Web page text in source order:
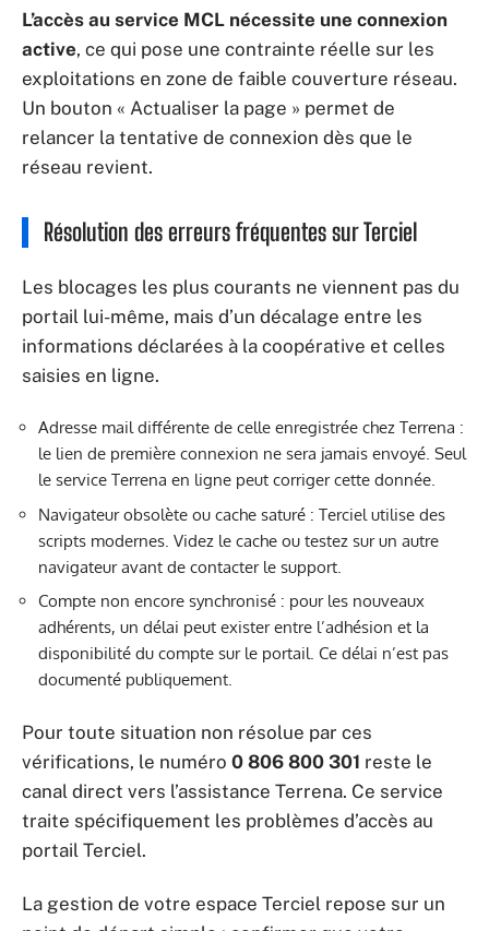
L’accès au service MCL nécessite une connexion
active, ce qui pose une contrainte réelle sur les
exploitations en zone de faible couverture réseau.
Un bouton « Actualiser la page » permet de
relancer la tentative de connexion dès que le
réseau revient.
Résolution des erreurs fréquentes sur Terciel
Les blocages les plus courants ne viennent pas du
portail lui-même, mais d’un décalage entre les
informations déclarées à la coopérative et celles
saisies en ligne.
Adresse mail différente de celle enregistrée chez Terrena :
le lien de première connexion ne sera jamais envoyé. Seul
le service Terrena en ligne peut corriger cette donnée.
Navigateur obsolète ou cache saturé : Terciel utilise des
scripts modernes. Videz le cache ou testez sur un autre
navigateur avant de contacter le support.
Compte non encore synchronisé : pour les nouveaux
adhérents, un délai peut exister entre l’adhésion et la
disponibilité du compte sur le portail. Ce délai n’est pas
documenté publiquement.
Pour toute situation non résolue par ces
vérifications, le numéro 0 806 800 301 reste le
canal direct vers l’assistance Terrena. Ce service
traite spécifiquement les problèmes d’accès au
portail Terciel.
La gestion de votre espace Terciel repose sur un